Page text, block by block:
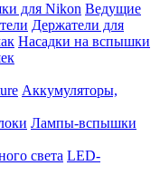
для Nikon Ведущие
Держатели для
Насадки на вспышки
Аккумуляторы,
Лампы-вспышки
света LED-